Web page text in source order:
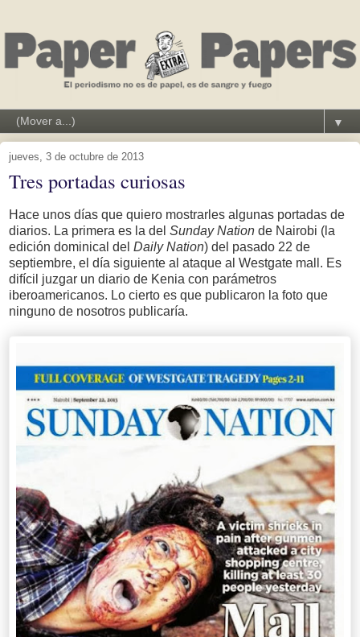
▼
jueves, 3 de octubre de 2013
Tres portadas curiosas
Hace unos días que quiero mostrarles algunas portadas de
diarios. La primera es la del Sunday Nation de Nairobi (la
edición dominical del Daily Nation) del pasado 22 de
septiembre, el día siguiente al ataque al Westgate mall. Es
difícil juzgar un diario de Kenia con parámetros
iberoamericanos. Lo cierto es que publicaron la foto que
ninguno de nosotros publicaría.